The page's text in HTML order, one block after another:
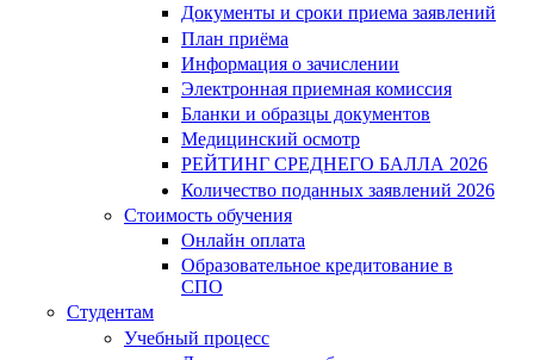
Документы и сроки приема заявлений
План приёма
Информация о зачислении
Электронная приемная комиссия
Бланки и образцы документов
Медицинский осмотр
РЕЙТИНГ СРЕДНЕГО БАЛЛА 2026
Количество поданных заявлений 2026
Стоимость обучения
Онлайн оплата
Образовательное кредитование в
СПО
Студентам
Учебный процесс